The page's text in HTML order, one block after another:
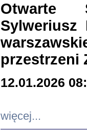
Otwarte
Sylweriusz
przestrzeni
12.01.2026
więcej...